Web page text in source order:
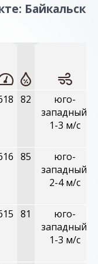
Байкальск
82
юго-
западный,
1-3 м/с
85
юго-
западный,
2-4 м/с
81
юго-
западный,
1-3 м/с